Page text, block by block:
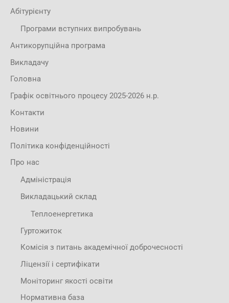
Абітурієнту
Програми вступних випробувань
Антикорупційна програма
Викладачу
Головна
Графік освітнього процесу 2025-2026 н.р.
Контакти
Новини
Політика конфіденційності
Про нас
Адміністрація
Викладацький склад
Теплоенергетика
Гуртожиток
Комісія з питань академічної доброчесності
Ліцензії і сертифікати
Моніторинг якості освіти
Нормативна база